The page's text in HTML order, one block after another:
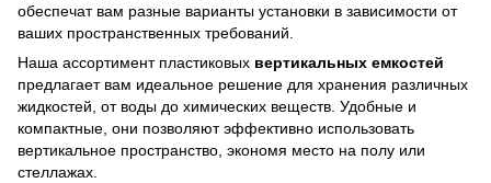
обеспечат вам разные варианты установки в зависимости от
ваших пространственных требований.
Наша ассортимент пластиковых вертикальных емкостей
предлагает вам идеальное решение для хранения различных
жидкостей, от воды до химических веществ. Удобные и
компактные, они позволяют эффективно использовать
вертикальное пространство, экономя место на полу или
стеллажах.